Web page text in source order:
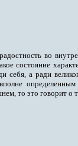
во
состояние
себя, а ради
вполне
то это говорит о